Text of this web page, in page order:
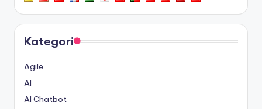
Kategori
Agile
AI
AI Chatbot